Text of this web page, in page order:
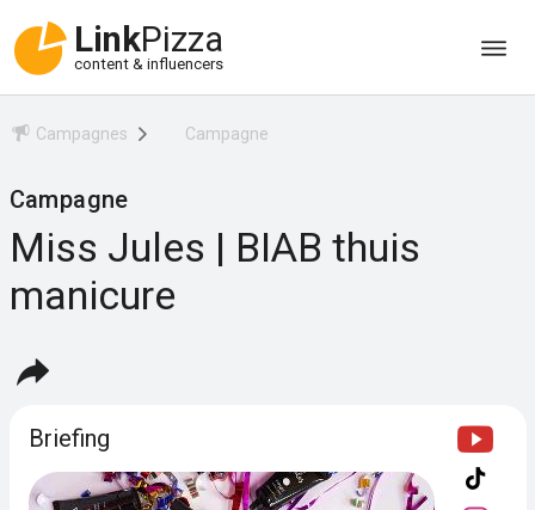
LinkPizza
content & influencers
Campagnes Campagne
Campagne
Miss Jules | BIAB thuis
manicure
Briefing